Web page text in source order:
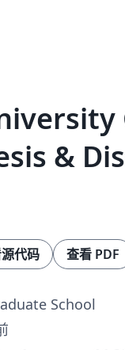
&
代码 查看 PDF
School